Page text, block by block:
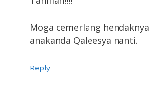
Moga cemerlang hendaknya
anakanda Qaleesya nanti.
Reply